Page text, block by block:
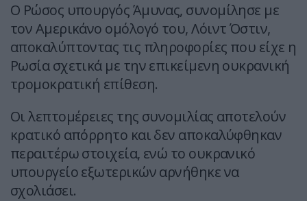
Ο Ρώσος υπουργός Άμυνας, συνομίλησε με
τον Αμερικάνο ομόλογό του, Λόιντ Όστιν,
αποκαλύπτοντας τις πληροφορίες που είχε η
Ρωσία σχετικά με την επικείμενη ουκρανική
τρομοκρατική επίθεση.
Οι λεπτομέρειες της συνομιλίας αποτελούν
κρατικό απόρρητο και δεν αποκαλύφθηκαν
περαιτέρω στοιχεία, ενώ το ουκρανικό
υπουργείο εξωτερικών αρνήθηκε να
σχολιάσει.